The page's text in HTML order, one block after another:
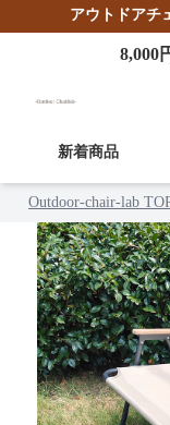
アウトドアチ
8,000
新着商品
Outdoor-chair-lab